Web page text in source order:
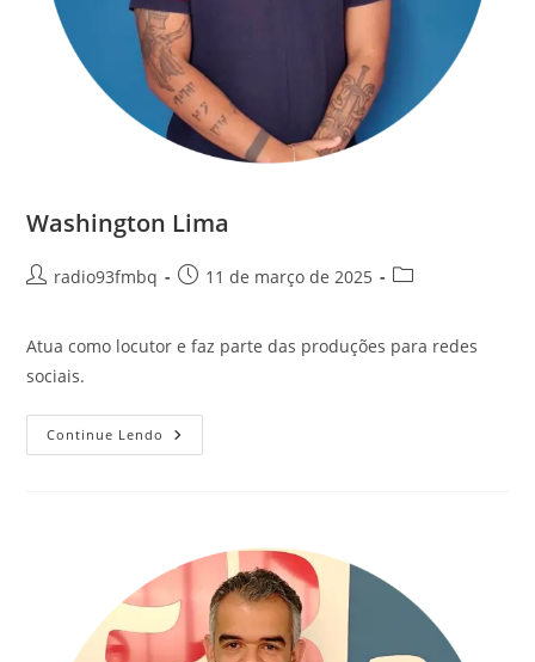
Washington Lima
radio93fmbq 11 de março de 2025
Atua como locutor e faz parte das produções para redes
sociais.
Continue Lendo